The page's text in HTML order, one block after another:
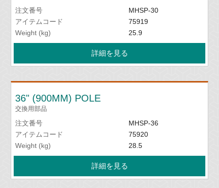
注文番号
MHSP-30
アイテムコード
75919
Weight (kg)
25.9
詳細を見る
36" (900MM) POLE
交換用部品
注文番号
MHSP-36
アイテムコード
75920
Weight (kg)
28.5
詳細を見る